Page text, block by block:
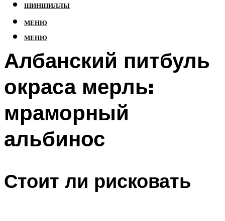
ШИНШИЛЛЫ
МЕНЮ
МЕНЮ
Албанский питбуль
окраса мерль:
мраморный
альбинос
Стоит ли рисковать